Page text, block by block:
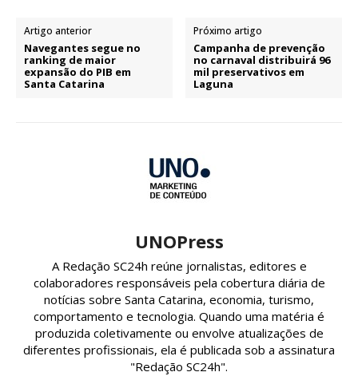
Artigo anterior
Navegantes segue no
ranking de maior
expansão do PIB em
Santa Catarina
Próximo artigo
Campanha de prevenção
no carnaval distribuirá 96
mil preservativos em
Laguna
UNOPress
A Redação SC24h reúne jornalistas, editores e
colaboradores responsáveis pela cobertura diária de
notícias sobre Santa Catarina, economia, turismo,
comportamento e tecnologia. Quando uma matéria é
produzida coletivamente ou envolve atualizações de
diferentes profissionais, ela é publicada sob a assinatura
"Redação SC24h".